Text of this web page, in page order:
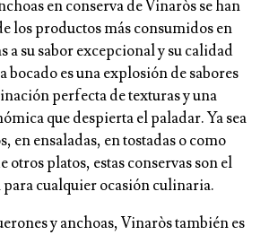
en conserva de Vinaròs se han
los productos más consumidos en
a su sabor excepcional y su calidad
bocado es una explosión de sabores
perfecta de texturas y una
que despierta el paladar. Ya sea
en ensaladas, en tostadas o como
otros platos, estas conservas son el
cualquier ocasión culinaria.
y anchoas, Vinaròs también es